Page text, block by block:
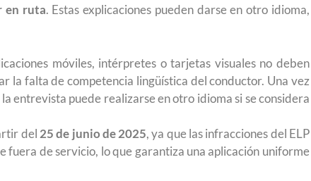
en ruta. Estas explicaciones pueden darse en otro idioma,
móviles, intérpretes o tarjetas visuales no deben
la falta de competencia lingüística del conductor. Una vez
entrevista puede realizarse en otro idioma si se considera
del 25 de junio de 2025, ya que las infracciones del ELP
fuera de servicio, lo que garantiza una aplicación uniforme
Ciudadanízate, el curso gratuito de preparación